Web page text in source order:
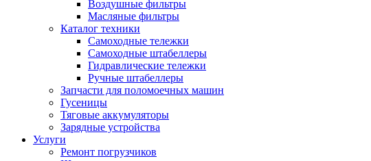
Воздушные фильтры
Масляные фильтры
Каталог техники
Самоходные тележки
Самоходные штабеллеры
Гидравлические тележки
Ручные штабеллеры
Запчасти для поломоечных машин
Гусеницы
Тяговые аккумуляторы
Зарядные устройства
Услуги
Ремонт погрузчиков